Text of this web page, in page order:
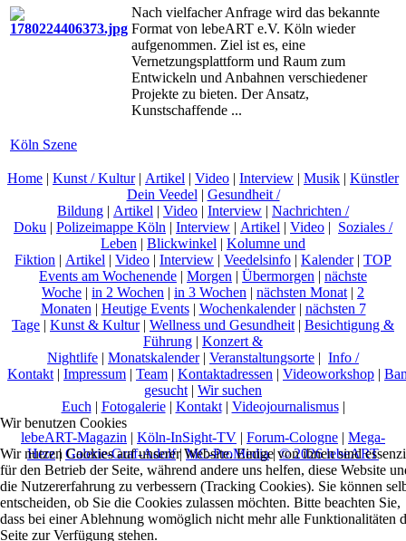
Nach vielfacher Anfrage wird das bekannte
Format von lebeART e.V. Köln wieder
aufgenommen. Ziel ist es, eine
Vernetzungsplattform und Raum zum
Entwickeln und Anbahnen verschiedener
Projekte zu bieten. Der Ansatz,
Kunstschaffende ...
Köln Szene
Home | Kunst / Kultur| Artikel | Video | Interview | Musik | Künstler
Dein Veedel | Gesundheit /
Bildung | Artikel | Video | Interview | Nachrichten /
Doku | Polizeimappe Köln | Interview | Artikel | Video | Soziales /
Leben | Blickwinkel | Kolumne und
Fiktion | Artikel | Video | Interview | Veedelsinfo | Kalender| TOP
Events am Wochenende | Morgen | Übermorgen | nächste
Woche | in 2 Wochen | in 3 Wochen | nächsten Monat | 2
Monaten | Heutige Events| Wochenkalender| nächsten 7
Tage | Kunst & Kultur| Wellness und Gesundheit | Besichtigung &
Führung | Konzert &
Nightlife | Monatskalender| Veranstaltungsorte | Info /
Kontakt | Impressum | Team | Kontaktadressen | Videoworkshop |
gesucht | Wir suchen
Euch | Fotogalerie| Kontakt| Videojournalismus|
lebeART-Magazin | Köln-InSight-TV | Forum-Cologne | Mega-
Herz| Galerie-Graf-Adolf|MC-ProMedia|© 2026 lebeART
Wir benutzen Cookies
Wir nutzen Cookies auf unserer Website. Einige von ihnen sind
für den Betrieb der Seite, während andere uns helfen, diese Website
die Nutzererfahrung zu verbessern (Tracking Cookies). Sie können
entscheiden, ob Sie die Cookies zulassen möchten. Bitte beachten Sie,
dass bei einer Ablehnung womöglich nicht mehr alle Funktionalitäten
Seite zur Verfügung stehen.